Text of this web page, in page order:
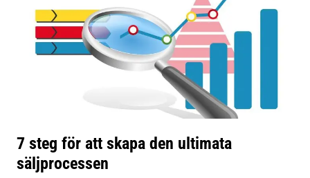
7 steg för att skapa den ultimata
säljprocessen